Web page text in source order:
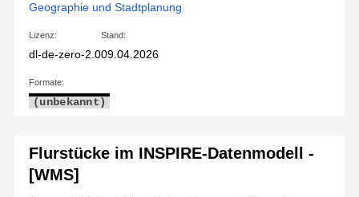
Geographie und Stadtplanung
Lizenz:
dl-de-zero-2.0
Stand:
09.04.2026
Formate:
(unbekannt)
Flurstücke im INSPIRE-Datenmodell -
[WMS]